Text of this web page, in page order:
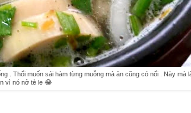
. Thổi muốn sái hàm từng muỗng mà ăn cũng có nổi . Này mà
vì nó nở tè le 😂